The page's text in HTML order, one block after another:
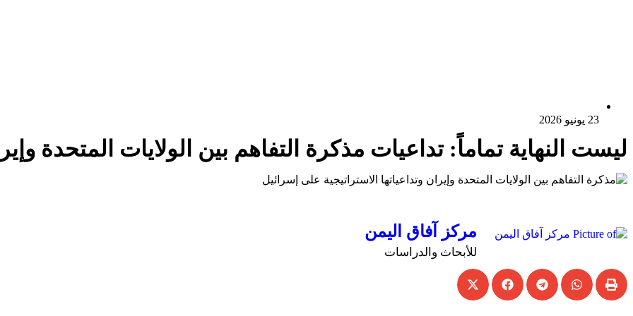
23 يونيو 2026
ليست النهاية تماماً: تداعيات مذكرة التفاهم بين الولايات المتحدة
مركز آفاق اليمن
للأبحاث والدراسات